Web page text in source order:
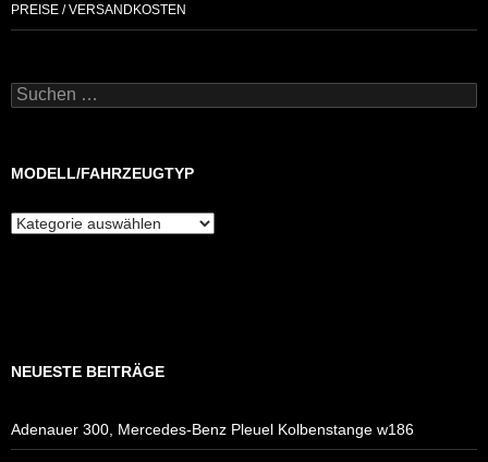
PREISE / VERSANDKOSTEN
Suchen
nach:
MODELL/FAHRZEUGTYP
Modell/Fahrzeugtyp
NEUESTE BEITRÄGE
Adenauer 300, Mercedes-Benz Pleuel Kolbenstange w186